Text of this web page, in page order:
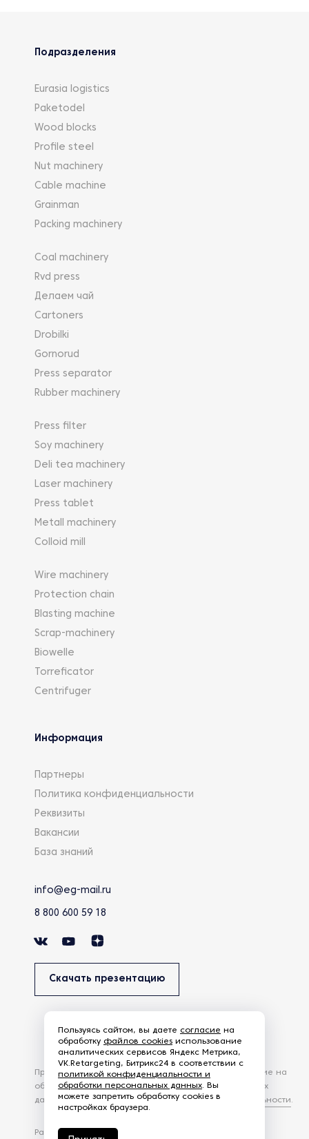
Подразделения
Eurasia logistics
Paketodel
Wood blocks
Profile steel
Nut machinery
Cable machine
Grainman
Packing machinery
Coal machinery
Rvd press
Делаем чай
Cartoners
Drobilki
Gornorud
Press separator
Rubber machinery
Press filter
Soy machinery
Deli tea machinery
Laser machinery
Press tablet
Metall machinery
Colloid mill
Wire machinery
Protection chain
Blasting machine
Scrap-machinery
Biowelle
Torreficator
Centrifuger
Информация
Партнеры
Политика конфиденциальности
Реквизиты
Вакансии
База знаний
info@eg-mail.ru
8 800 600 59 18
Скачать презентацию
Разработка сайта —
Продолжая использовать наш сайт, вы даете согласие на
обработку файлов Cookies и других пользовательских
данных, в соответствии сПолитикой конфиденциальности.
Пользуясь сайтом, вы даете согласие на
обработку файлов cookies использование
аналитических сервисов Яндекс Метрика,
VK.Retargeting, Битрикс24 в соответствии с
политикой конфиденциальности и
обработки персональных данных. Вы
можете запретить обработку cookies в
настройках браузера.